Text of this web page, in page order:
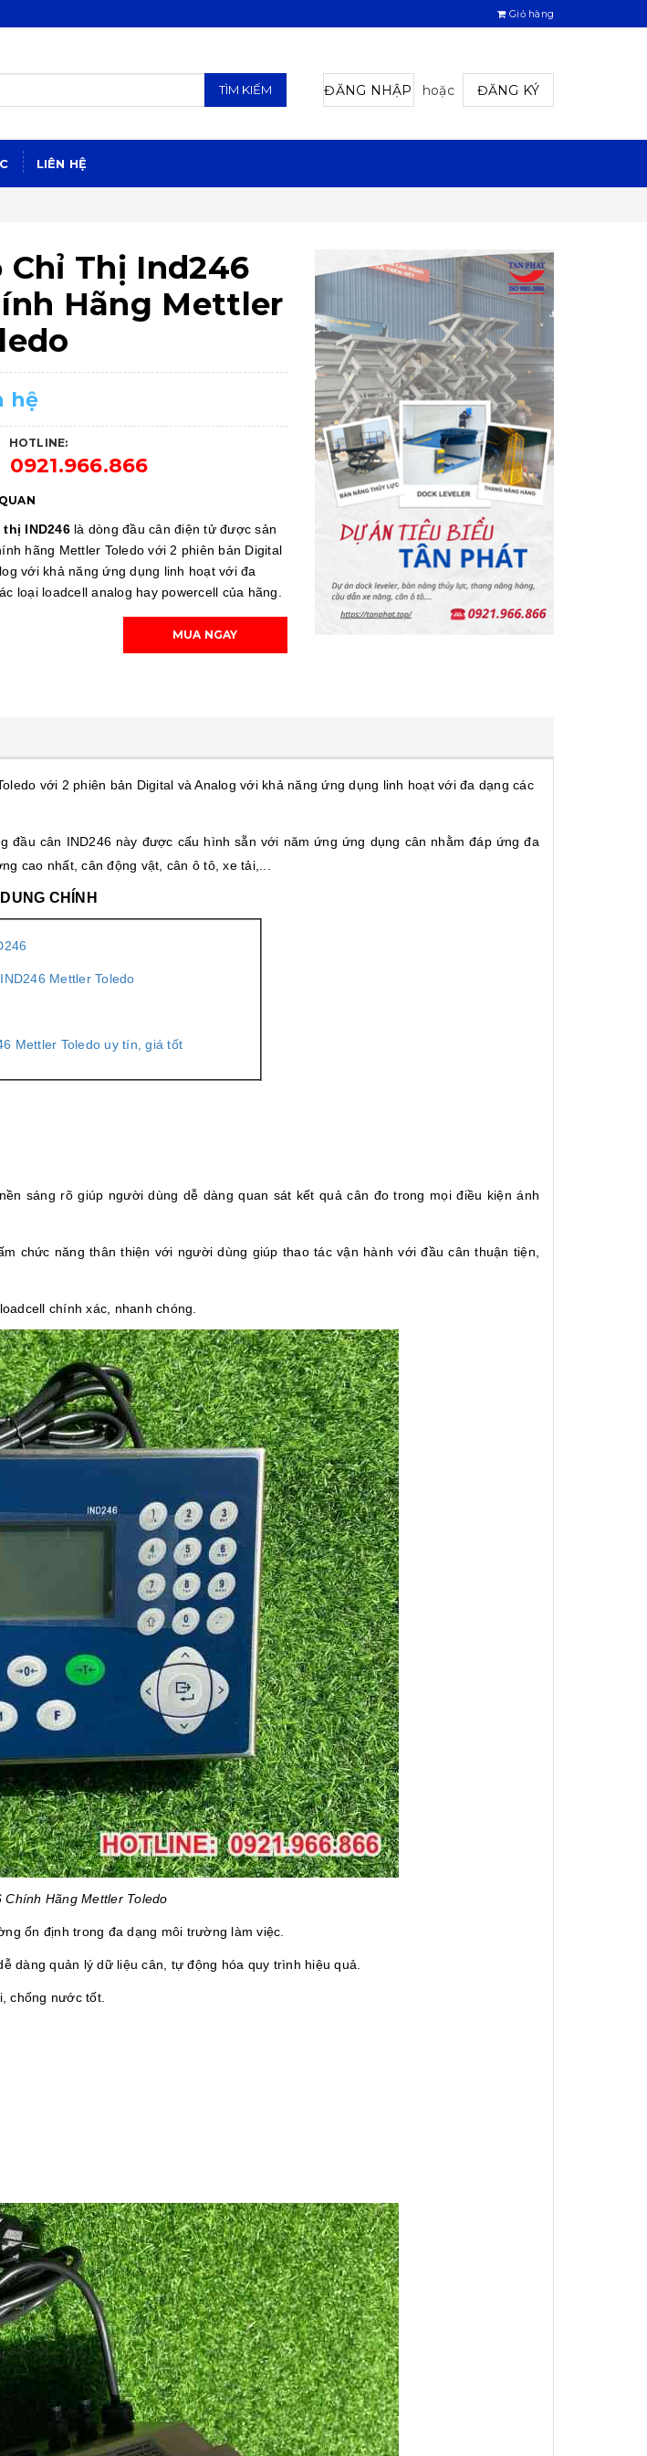
Giỏ hàng
TÌM KIẾM ĐĂNG NHẬP hoặc ĐĂNG KÝ
LIÊN HỆ
Chỉ Thị Ind246
Hãng Mettler
hệ
HOTLINE:
0921.966.866
thị IND246là dòng đầu cân điện tử được sản
hãng Mettler Toledo với 2 phiên bản Digital
với khả năng ứng dụng linh hoạt với đa
loại loadcell analog hay powercell của hãng.
MUA NGAY
với 2 phiên bản Digital và Analog với khả năng ứng dụng linh hoạt với đa dạng các
cân IND246 này được cấu hình sẵn với năm ứng ứng dụng cân nhằm đáp ứng đa
cao nhất, cân động vật, cân ô tô, xe tải,...
CHÍNH
Mettler Toledo
Mettler Toledo uy tín, giá tốt
sáng rõ giúp người dùng dễ dàng quan sát kết quả cân đo trong mọi điều kiện ánh
chức năng thân thiện với người dùng giúp thao tác vận hành với đầu cân thuận tiện,
chính xác, nhanh chóng.
Chính Hãng Mettler Toledo
ổn định trong đa dạng môi trường làm việc.
dàng quản lý dữ liệu cân, tự động hóa quy trình hiệu quả.
chống nước tốt.